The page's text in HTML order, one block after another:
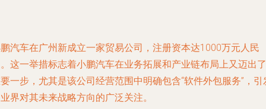
汽车在广州新成立一家贸易公司，注册资本达1000万元人民
这一举措标志着小鹏汽车在业务拓展和产业链布局上又迈出了
一步，尤其是该公司经营范围中明确包含“软件外包服务”，引
界对其未来战略方向的广泛关注。